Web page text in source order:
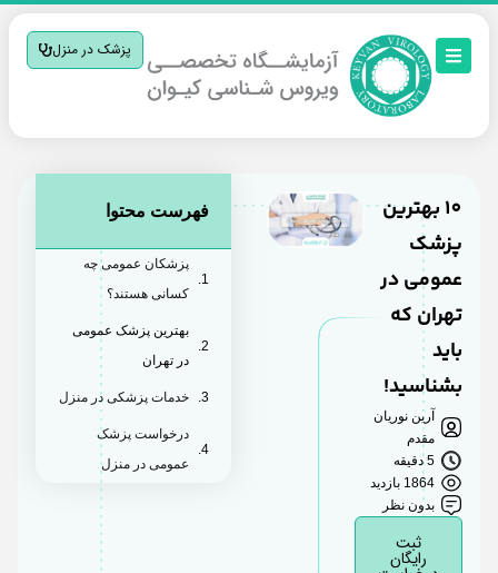
پزشک در منزل
10 بهترین
پزشک
عمومی در
تهران که
بشناسید!
آرین نوریان
مقدم
5 دقیقه
1864 بازدید
بدون نظر
رایگان
فهرست محتوا
پزشکان عمومی چه
کسانی هستند؟
بهترین پزشک عمومی
در تهران
خدمات پزشکی در منزل
درخواست پزشک
عمومی در منزل